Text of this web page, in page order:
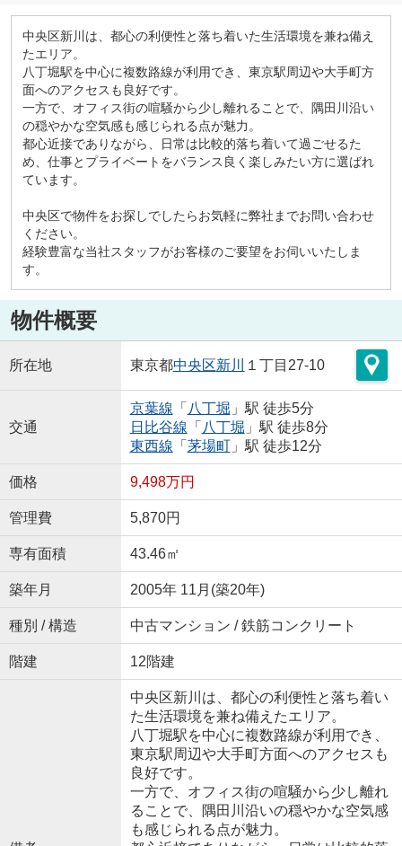
中央区新川は、都心の利便性と落ち着いた生活環境を兼ね備え
たエリア。
八丁堀駅を中心に複数路線が利用でき、東京駅周辺や大手町方
面へのアクセスも良好です。
一方で、オフィス街の喧騒から少し離れることで、隅田川沿い
の穏やかな空気感も感じられる点が魅力。
都心近接でありながら、日常は比較的落ち着いて過ごせるた
め、仕事とプライベートをバランス良く楽しみたい方に選ばれ
ています。
中央区で物件をお探しでしたらお気軽に弊社までお問い合わせ
ください。
経験豊富な当社スタッフがお客様のご要望をお伺いいたしま
す。
物件概要
所在地 東京都中央区新川 １丁目27-10
交通
京葉線 「 八丁堀 」駅 徒歩5分
日比谷線 「 八丁堀 」駅 徒歩8分
東西線 「 茅場町」駅 徒歩12分
価格 9,498万円
管理費 5,870円
専有面積 43.46㎡
築年月 2005年 11月(築20年)
種別 / 構造 中古マンション / 鉄筋コンクリート
階建 12階建
中央区新川は、都心の利便性と落ち着い
た生活環境を兼ね備えたエリア。
八丁堀駅を中心に複数路線が利用でき、
東京駅周辺や大手町方面へのアクセスも
良好です。
一方で、オフィス街の喧騒から少し離れ
ることで、隅田川沿いの穏やかな空気感
も感じられる点が魅力。